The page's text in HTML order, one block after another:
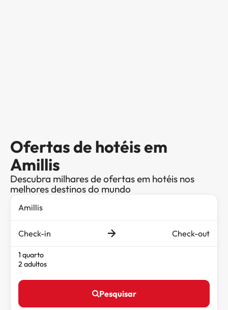
Ofertas de hotéis em
Amillis
Descubra milhares de ofertas em hotéis nos
melhores destinos do mundo
Check-in Check-out
1 quarto
2 adultos
Pesquisar